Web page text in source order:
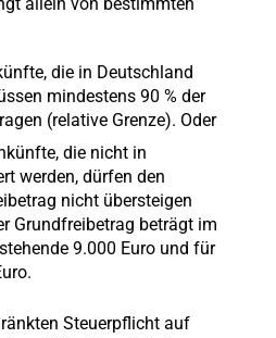
die in Deutschland
mindestens 90 % der
(relative Grenze). Oder
die nicht in
werden, dürfen den
nicht übersteigen
Grundfreibetrag beträgt im
9.000 Euro und für
Steuerpflicht auf